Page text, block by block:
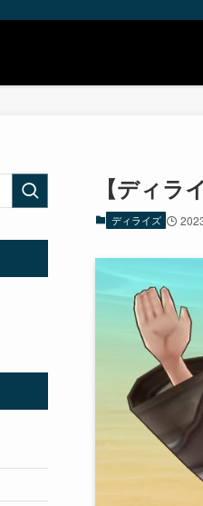
【ディ
ディライズ